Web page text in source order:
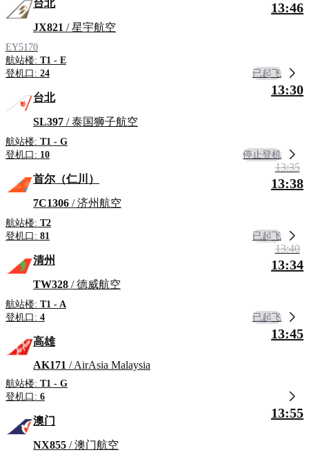
台北
JX821 / 星宇航空
EY5170
航站楼: T1 - E
登机口: 24
13:46
已起飞
台北
SL397 / 泰国狮子航空
航站楼: T1 - G
登机口: 10
13:30
停止登机
首尔（仁川）
7C1306 / 济州航空
航站楼: T2
登机口: 81
13:35
13:38
已起飞
清州
TW328 / 德威航空
航站楼: T1 - A
登机口: 4
13:40
13:34
已起飞
高雄
AK171 / AirAsia Malaysia
航站楼: T1 - G
登机口: 6
13:45
澳门
NX855 / 澳门航空
13:55